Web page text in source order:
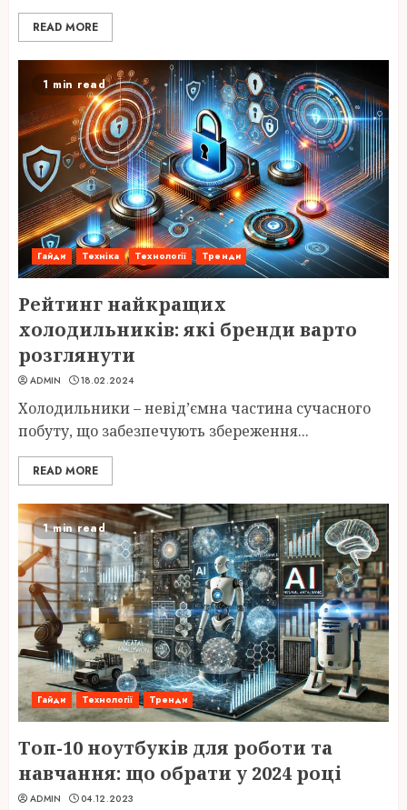
READ MORE
1 min read
Гайди Техніка Технології Тренди
Рейтинг найкращих
холодильників: які бренди варто
розглянути
ADMIN 18.02.2024
Холодильники – невід’ємна частина сучасного
побуту, що забезпечують збереження...
READ MORE
1 min read
Гайди Технології Тренди
Топ-10 ноутбуків для роботи та
навчання: що обрати у 2024 році
ADMIN 04.12.2023